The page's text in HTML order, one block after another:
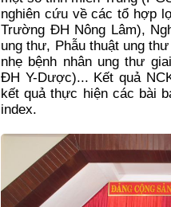
nghiên cứu về các tổ hợp
Trường ĐH Nông Lâm),
ung thư, Phẫu thuật ung
nhẹ bệnh nhân ung thư
ĐH Y-Dược)... Kết quả
kết quả thực hiện các bài
index.